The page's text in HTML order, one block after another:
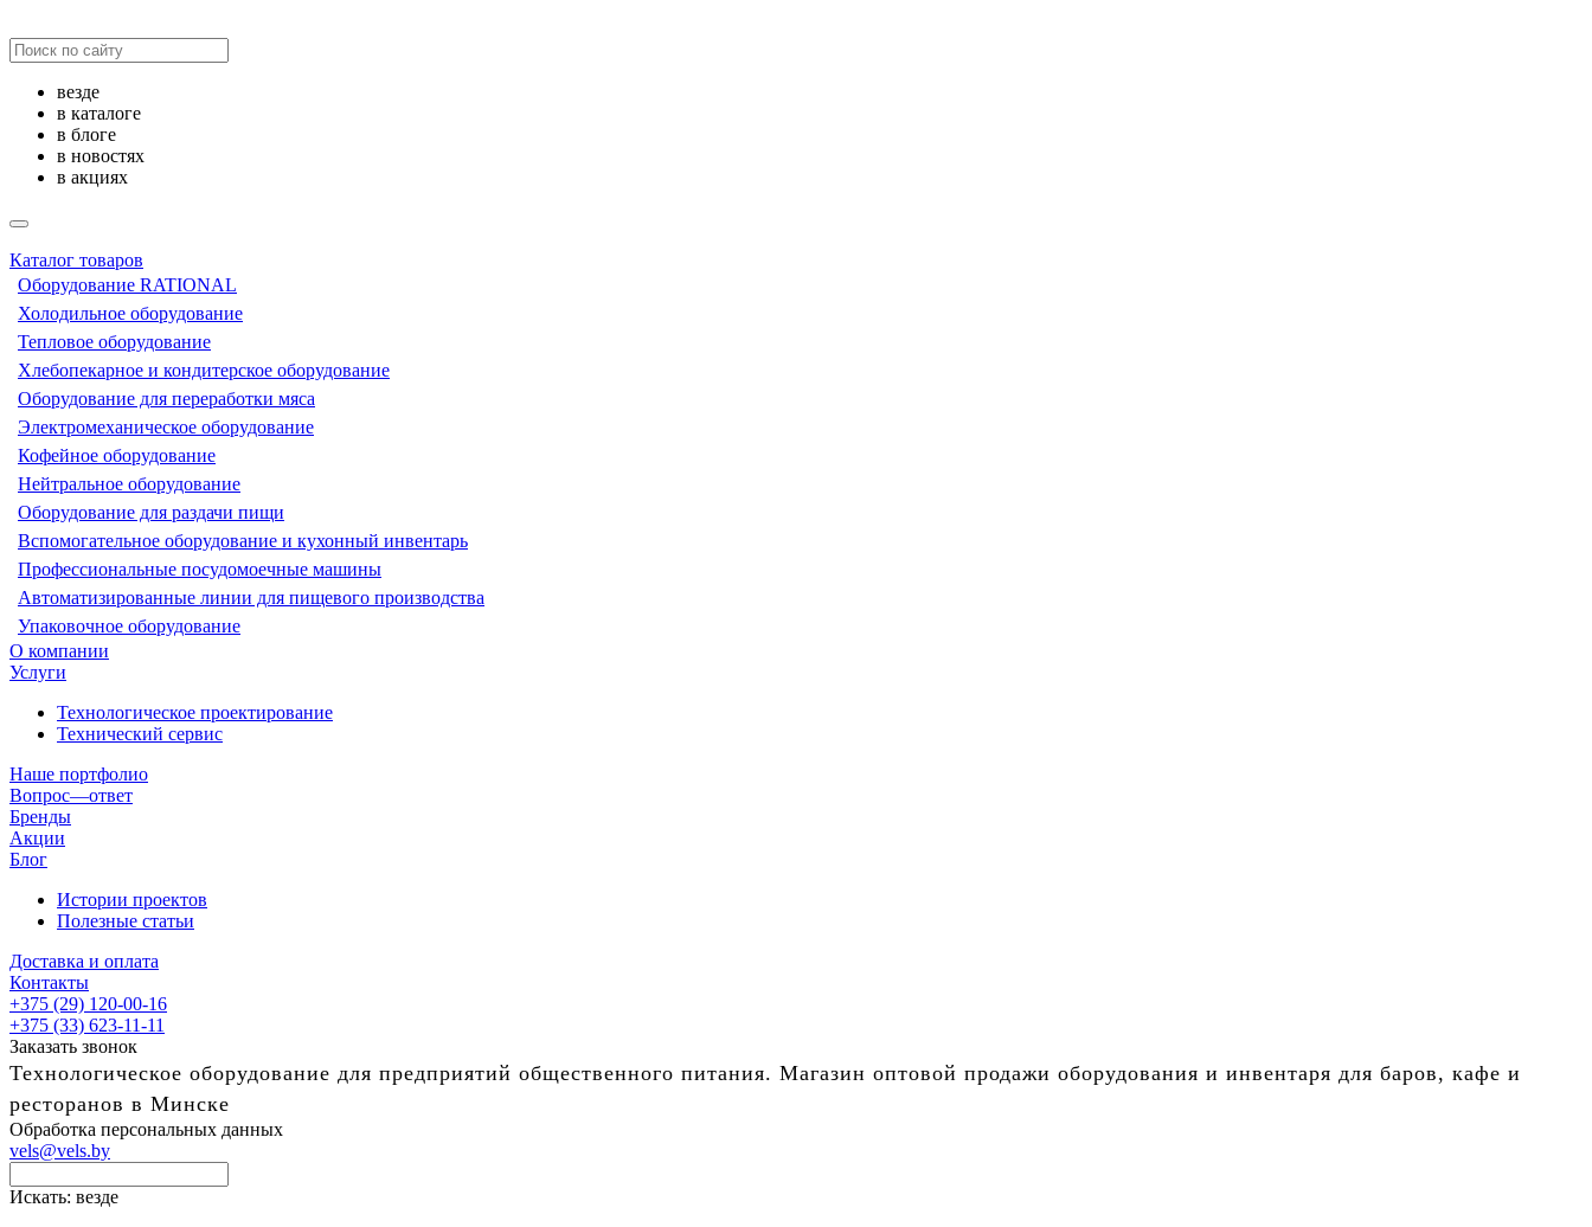
везде
в каталоге
в блоге
в новостях
в акциях
Каталог товаров
Оборудование RATIONAL
Холодильное оборудование
Тепловое оборудование
Хлебопекарное и кондитерское оборудование
Оборудование для переработки мяса
Электромеханическое оборудование
Кофейное оборудование
Нейтральное оборудование
Оборудование для раздачи пищи
Вспомогательное оборудование и кухонный инвентарь
Профессиональные посудомоечные машины
Автоматизированные линии для пищевого производства
Упаковочное оборудование
О компании
Услуги
Технологическое проектирование
Технический сервис
Наше портфолио
Вопрос—ответ
Бренды
Акции
Блог
Истории проектов
Полезные статьи
Доставка и оплата
Контакты
+375 (29) 120-00-16
+375 (33) 623-11-11
Заказать звонок
Технологическое оборудование для предприятий общественного питания. Магазин оптовой продажи оборудования и инвентаря для баров, кафе и
ресторанов в Минске
Обработка персональных данных
vels@vels.by
Искать: везде